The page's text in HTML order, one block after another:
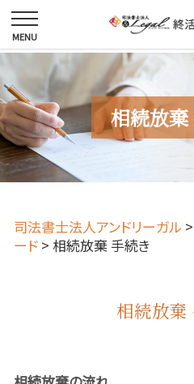
相続放棄
司法書士法人アンドリーガル >
ード > 相続放棄 手続き
相続放棄